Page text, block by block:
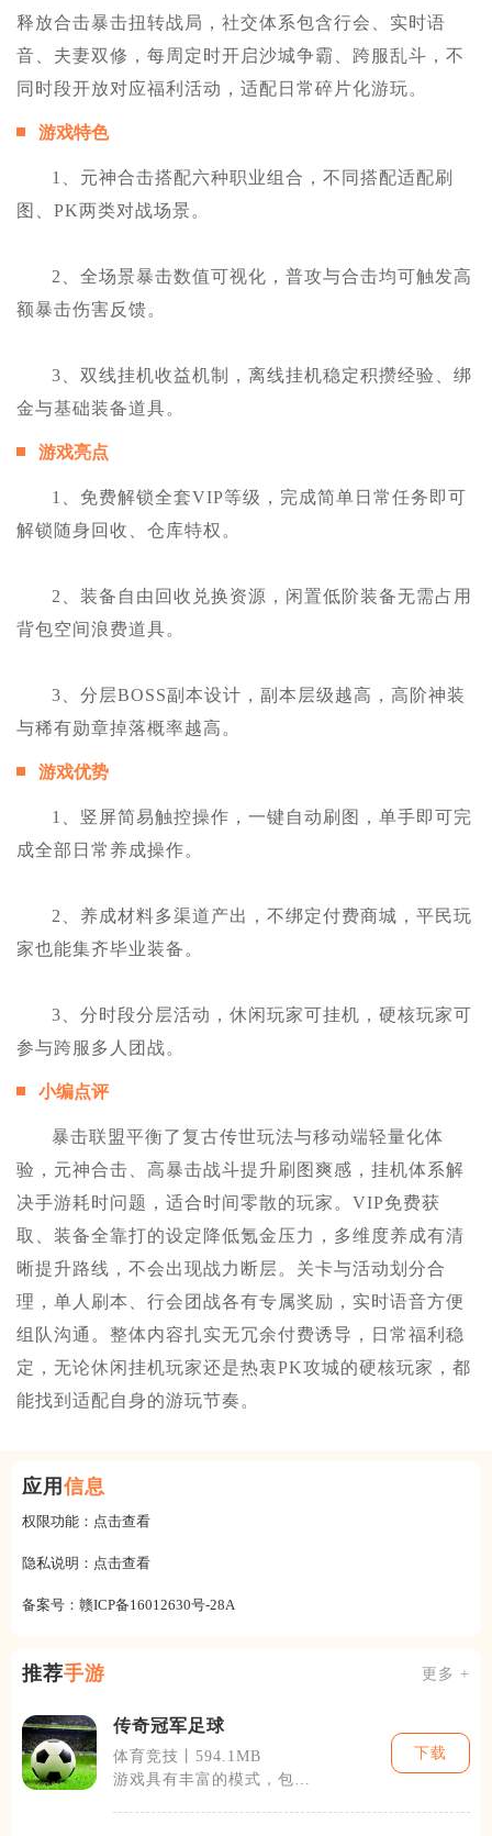
释放合击暴击扭转战局，社交体系包含行会、实时语
音、夫妻双修，每周定时开启沙城争霸、跨服乱斗，不
同时段开放对应福利活动，适配日常碎片化游玩。
游戏特色
1、元神合击搭配六种职业组合，不同搭配适配刷
图、PK两类对战场景。
2、全场景暴击数值可视化，普攻与合击均可触发高
额暴击伤害反馈。
3、双线挂机收益机制，离线挂机稳定积攒经验、绑
金与基础装备道具。
游戏亮点
1、免费解锁全套VIP等级，完成简单日常任务即可
解锁随身回收、仓库特权。
2、装备自由回收兑换资源，闲置低阶装备无需占用
背包空间浪费道具。
3、分层BOSS副本设计，副本层级越高，高阶神装
与稀有勋章掉落概率越高。
游戏优势
1、竖屏简易触控操作，一键自动刷图，单手即可完
成全部日常养成操作。
2、养成材料多渠道产出，不绑定付费商城，平民玩
家也能集齐毕业装备。
3、分时段分层活动，休闲玩家可挂机，硬核玩家可
参与跨服多人团战。
小编点评
暴击联盟平衡了复古传世玩法与移动端轻量化体
验，元神合击、高暴击战斗提升刷图爽感，挂机体系解
决手游耗时问题，适合时间零散的玩家。VIP免费获
取、装备全靠打的设定降低氪金压力，多维度养成有清
晰提升路线，不会出现战力断层。关卡与活动划分合
理，单人刷本、行会团战各有专属奖励，实时语音方便
组队沟通。整体内容扎实无冗余付费诱导，日常福利稳
定，无论休闲挂机玩家还是热衷PK攻城的硬核玩家，都
能找到适配自身的游玩节奏。
应用 信息
权限功能： 点击查看
隐私说明： 点击查看
备案号： 赣ICP备16012630号-28A
推荐手游 更多 +
传奇冠军足球
体育竞技丨594.1MB
游戏具有丰富的模式，包括
下载